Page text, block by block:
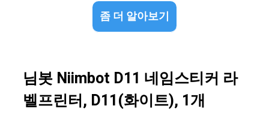
좀 더 알아보기
님봇 Niimbot D11 네임스티커 라
벨프린터, D11(화이트), 1개